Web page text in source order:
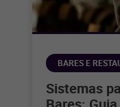
BARES E
Sistemas